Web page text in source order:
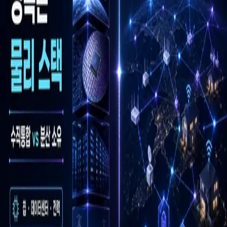
우성짱의 문서
☀️ Toggle theme
전체 YouTube TagsAuthors
Hub
홈/태그 찾기 #agent-connectivity-network
Tag1 건 Article 1
agent-connectivity-network
이 태그와 연결된 문서를 한곳에서 모아보고, 함께 자주 등장
하는 연관 태그까지 이어서 탐색할 수 있습니다.
ai-infrastructure-control 공동문서 1 · 연관도 100%
infrastructure-
thesis-essay공동문서1· 연관도 ipo-filing-interpretation공
동문서1· 연관도 100%# onchain-settlement공동문서1 · 연관도
orbital-compute-stack 공동문서 1 · 연관도 100%#physical-
공동문서1 · 연관도 %#physical-stack-control
공동문서1· 연관도100%# spacecoin 공동문서1· 연관도
100% # satellite-connectivity공동문서 1 · 연관도71
ai-compute-
infrastructure공동문서1· 연관도 35 %
Article
2026년 6월 2일